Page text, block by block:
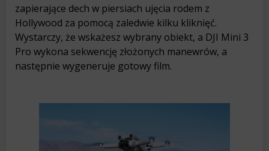
zapierające dech w piersiach ujęcia rodem z
Hollywood za pomocą zaledwie kilku kliknięć.
Wystarczy, że wskażesz wybrany obiekt, a DJI Mini 3
Pro wykona sekwencję złożonych manewrów, a
następnie wygeneruje gotowy film.